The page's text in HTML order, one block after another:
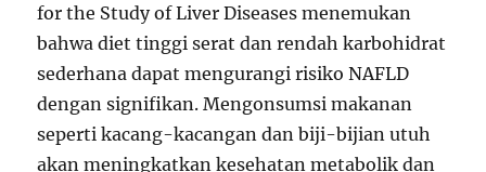
for the Study of Liver Diseases menemukan
bahwa diet tinggi serat dan rendah karbohidrat
sederhana dapat mengurangi risiko NAFLD
dengan signifikan. Mengonsumsi makanan
seperti kacang-kacangan dan biji-bijian utuh
akan meningkatkan kesehatan metabolik dan